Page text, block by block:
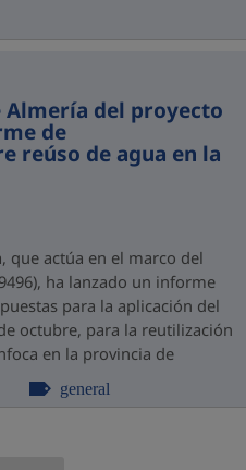
Almería del proyecto
de
reúso de agua en la
que actúa en el marco del
ha lanzado un informe
para la aplicación del
octubre, para la reutilización
en la provincia de
general